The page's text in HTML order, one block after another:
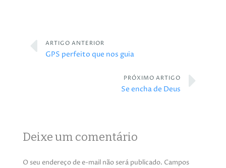
ARTIGO ANTERIOR
GPS perfeito que nos guia
PRÓXIMO ARTIGO
Se encha de Deus
Deixe um comentário
O seu endereço de e-mail não será publicado. Campos